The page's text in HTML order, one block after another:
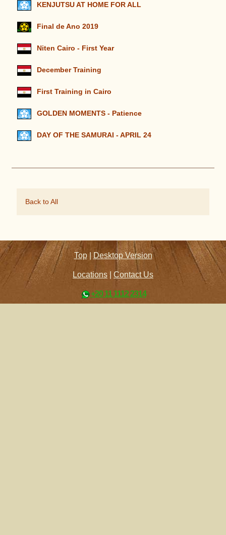
KENJUTSU AT HOME FOR ALL
Final de Ano 2019
Niten Cairo - First Year
December Training
First Training in Cairo
GOLDEN MOMENTS - Patience
DAY OF THE SAMURAI - APRIL 24
Back to All
Top | Desktop Version
Locations Contact Us
+20 11 1112 2314